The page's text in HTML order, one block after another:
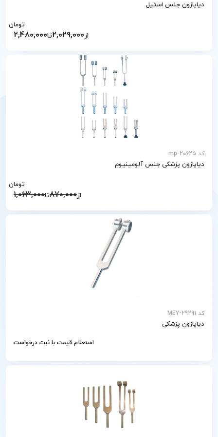
دیاپازون جنس استیل
از2,029,000تا2,480,000
تومان
کد mp-20625
دیاپازون پزشکی جنس آلومینیوم
از870,000تا1,063,000
تومان
کد MEY-29291
دیاپازون پزشکی
استعلام قیمت با ثبت درخواست